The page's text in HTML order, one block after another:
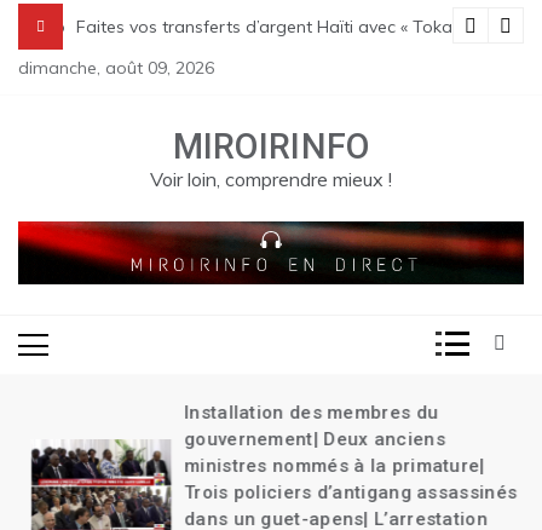
content
Le bilan des massacres de Pont Sondé s’alourdit| La
Faites vos transferts d’argent Haïti avec « Tokay »
dimanche, août 09, 2026
MIROIRINFO
Voir loin, comprendre mieux !
Installation des membres du
gouvernement| Deux anciens
ministres nommés à la primature|
Trois policiers d’antigang assassinés
dans un guet-apens| L’arrestation